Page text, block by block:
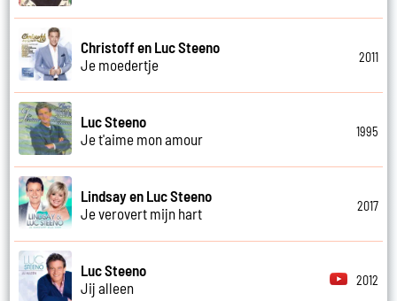
Christoff en Luc Steeno
Je moedertje
2011
Luc Steeno
Je t'aime mon amour
1995
Lindsay en Luc Steeno
Je verovert mijn hart
2017
Luc Steeno
Jij alleen
2012